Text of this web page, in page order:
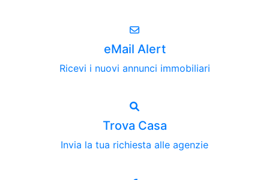
eMail Alert
Ricevi i nuovi annunci immobiliari
Trova Casa
Invia la tua richiesta alle agenzie